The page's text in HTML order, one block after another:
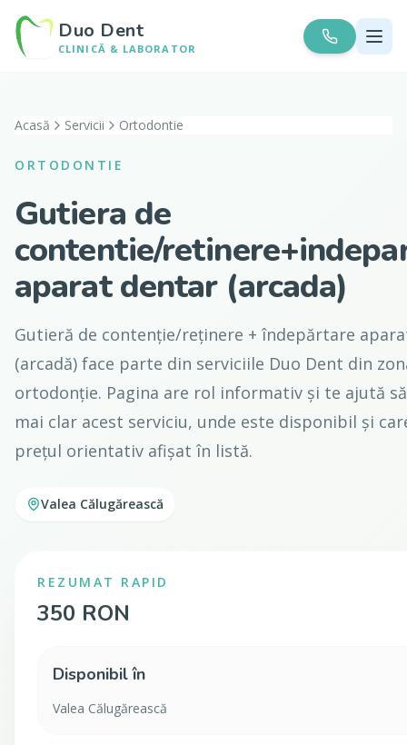
Duo Dent
CLINICĂ & LABORATOR
Acasă Servicii Ortodontie
ORTODONTIE
Gutiera de
contentie/
aparat dentar (arcada)
Gutieră de contenție/reținere + îndepărtare
(arcadă) face parte din serviciile Duo Dent din
ortodonție. Pagina are rol informativ și te ajută
mai clar acest serviciu, unde este disponibil și
prețul orientativ afișat în listă.
Valea Călugărească
REZUMAT RAPID
350 RON
Disponibil în
Valea Călugărească